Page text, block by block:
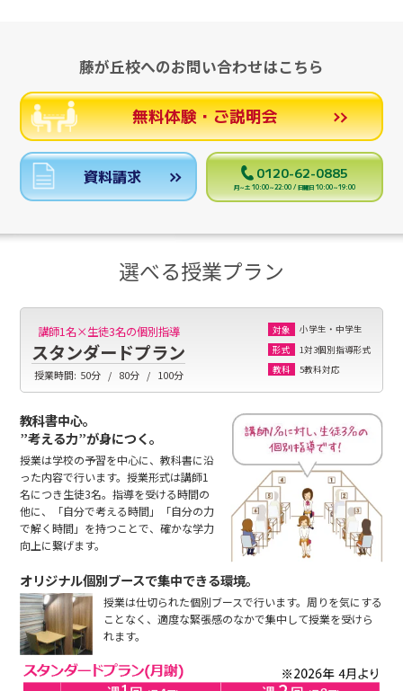
藤が丘校へのお問い合わせはこちら
無料体験・ご説明会
資料請求 0120-62-0885
月～土 10:00～22:00 / 日曜日 10:00～19:00
選べる授業プラン
講師1名×生徒3名の個別指導
スタンダードプラン
授業時間: 50分 80分 100分
対象
小学生・中学生
形式
1対3個別指導形式
教科
5教科対応
教科書中心。
”考える力”が身につく。
授業は学校の予習を中心に、教科書に沿
った内容で行います。授業形式は講師1
名につき生徒3名。指導を受ける時間の
他に、「自分で考える時間」「自分の力
で解く時間」を持つことで、確かな学力
向上に繋げます。
オリジナル個別ブースで集中できる環境。
授業は仕切られた個別ブースで行います。周りを気にする
ことなく、適度な緊張感のなかで集中して授業を受けら
れます。